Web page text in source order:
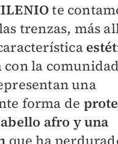
te
trenzas, más
con la comunidad
una
forma de
afro y una